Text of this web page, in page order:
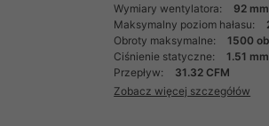
Wymiary wentylatora:
92 mm
Maksymalny poziom hałasu:
Obroty maksymalne:
1500
Ciśnienie statyczne:
1.51
Przepływ:
31.32 CFM
Zobacz więcej szczegółów